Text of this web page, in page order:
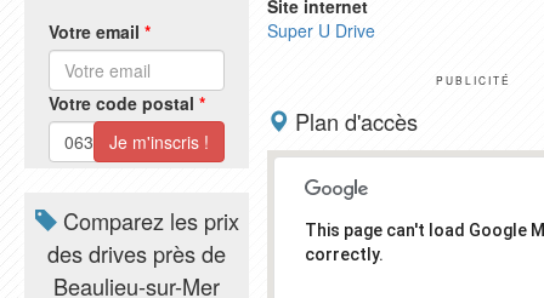
Votre email *
Votre code postal *
Comparez les prix
des drives près de
Beaulieu-sur-Mer
Site internet
Super U Drive
PUBLICITÉ
Plan d'accès
This page can't load Google
correctly.